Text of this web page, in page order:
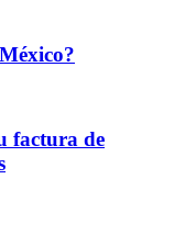
factura de